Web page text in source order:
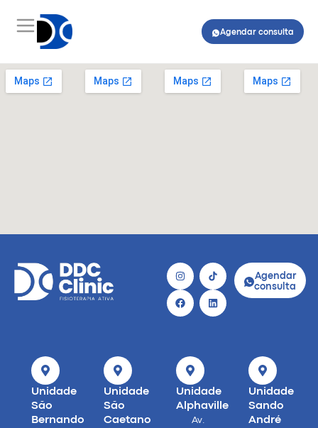
Agendar consulta
Agendar
consulta
Unidade
São
Bernando
Unidade
São
Caetano
Unidade
Alphaville
Av.
Unidade
Sando
André